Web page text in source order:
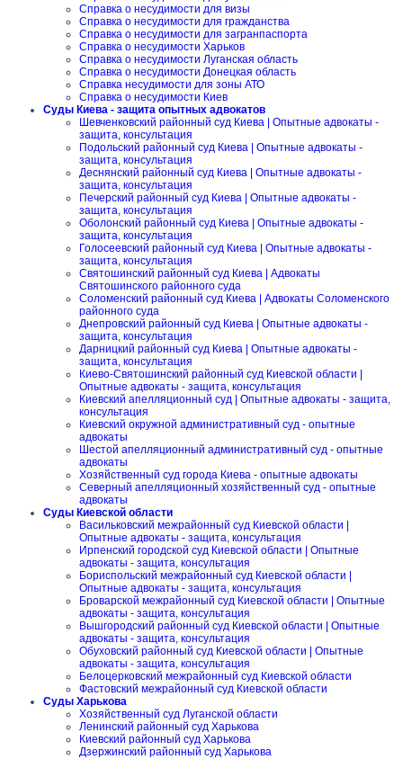
Справка о несудимости для визы
Справка о несудимости для гражданства
Справка о несудимости для загранпаспорта
Справка о несудимости Харьков
Справка о несудимости Луганская область
Справка о несудимости Донецкая область
Справка несудимости для зоны АТО
Справка о несудимости Киев
Суды Киева - защита опытных адвокатов
Шевченковский районный суд Киева | Опытные адвокаты -
защита, консультация
Подольский районный суд Киева | Опытные адвокаты -
защита, консультация
Деснянский районный суд Киева | Опытные адвокаты -
защита, консультация
Печерский районный суд Киева | Опытные адвокаты -
защита, консультация
Оболонский районный суд Киева | Опытные адвокаты -
защита, консультация
Голосеевский районный суд Киева | Опытные адвокаты -
защита, консультация
Святошинский районный суд Киева | Адвокаты
Святошинского районного суда
Соломенский районный суд Киева | Адвокаты Соломенского
районного суда
Днепровский районный суд Киева | Опытные адвокаты -
защита, консультация
Дарницкий районный суд Киева | Опытные адвокаты -
защита, консультация
Киево-Святошинский районный суд Киевской области |
Опытные адвокаты - защита, консультация
Киевский апелляционный суд | Опытные адвокаты - защита,
консультация
Киевский окружной административный суд - опытные
адвокаты
Шестой апелляционный административный суд - опытные
адвокаты
Хозяйственный суд города Киева - опытные адвокаты
Северный апелляционный хозяйственный суд - опытные
адвокаты
Суды Киевской области
Васильковский межрайонный суд Киевской области |
Опытные адвокаты - защита, консультация
Ирпенский городской суд Киевской области | Опытные
адвокаты - защита, консультация
Бориспольский межрайонный суд Киевской области |
Опытные адвокаты - защита, консультация
Броварской межрайонный суд Киевской области | Опытные
адвокаты - защита, консультация
Вышгородский районный суд Киевской области | Опытные
адвокаты - защита, консультация
Обуховский районный суд Киевской области | Опытные
адвокаты - защита, консультация
Белоцерковский межрайонный суд Киевской области
Фастовский межрайонный суд Киевской области
Суды Харькова
Хозяйственный суд Луганской области
Ленинский районный суд Харькова
Киевский районный суд Харькова
Дзержинский районный суд Харькова